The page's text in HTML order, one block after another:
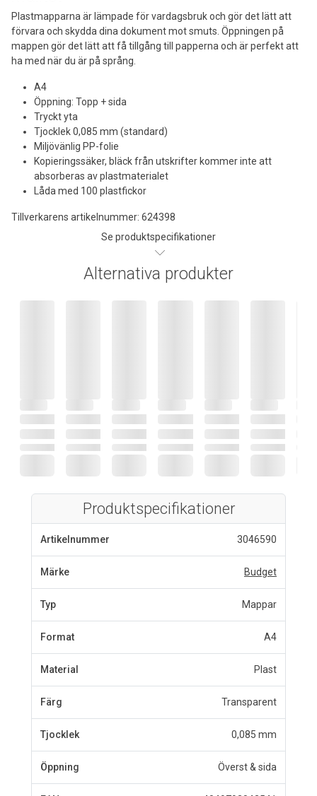
Plastmapparna är lämpade för vardagsbruk och gör det lätt att
förvara och skydda dina dokument mot smuts. Öppningen på
mappen gör det lätt att få tillgång till papperna och är perfekt att
ha med när du är på språng.
A4
Öppning: Topp + sida
Tryckt yta
Tjocklek 0,085 mm (standard)
Miljövänlig PP-folie
Kopieringssäker, bläck från utskrifter kommer inte att
absorberas av plastmaterialet
Låda med 100 plastfickor
Tillverkarens artikelnummer: 624398
Se produktspecifikationer
Alternativa produkter
Produktspecifikationer
Artikelnummer 3046590
Märke Budget
Typ Mappar
Format A4
Material Plast
Färg Transparent
Tjocklek 0,085 mm
Öppning Överst & sida